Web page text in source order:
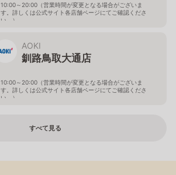
10:00～20:00（営業時間が変更となる場合がございま
す。詳しくは公式サイト各店舗ページにてご確認くださ
い。）
AOKI
釧路鳥取大通店
10:00～20:00（営業時間が変更となる場合がございま
す。詳しくは公式サイト各店舗ページにてご確認くださ
い。）
すべて見る